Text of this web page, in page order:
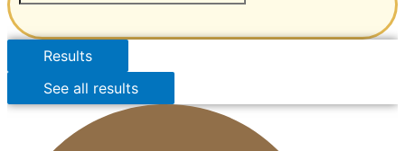
Results
See all results